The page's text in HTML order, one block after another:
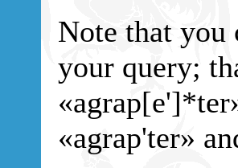
Note that you
your query;
«agrap'ter»